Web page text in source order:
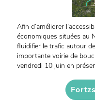
Afin d’améliorer
économiques situées au
fluidifier le trafic autour
importante voirie de
vendredi 10 juin en